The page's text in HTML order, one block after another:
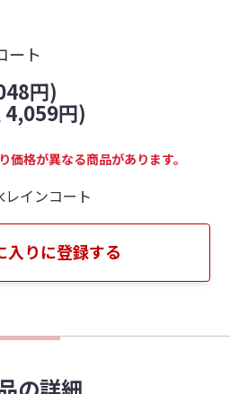
ート
円)
円)
格が異なる商品があります。
インコート
入りに登録する